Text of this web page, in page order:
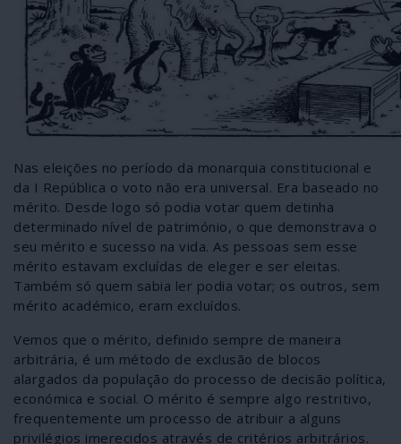
Nas eleições no período da monarquia constitucional e
da I República o voto não era universal. Era baseado no
mérito. Desde logo só podia votar quem detinha
determinado nível de património, o que demonstrava o
seu mérito e sucesso na vida. As pessoas sem esse
mérito estavam excluídas de eleger e ser eleitas.
Também só quem sabia ler podia votar; os outros, sem
mérito académico, eram excluídos.
Vemos que o mérito, definido sempre de maneira
arbitrária, é um método de exclusão de blocos
alargados da população do processo de decisão política,
económica e social. O mérito é sempre algo restritivo,
frequentemente um processo de atribuir a alguns
privilégios imerecidos através de critérios arbitrários.